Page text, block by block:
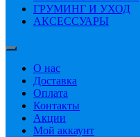
ГРУМИНГ И УХОД
АКСЕССУАРЫ
О нас
Доставка
Оплата
Контакты
Акции
Мой аккаунт